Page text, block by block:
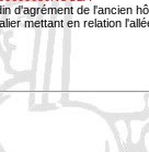
d'agrément de l'ancien
mettant en relation